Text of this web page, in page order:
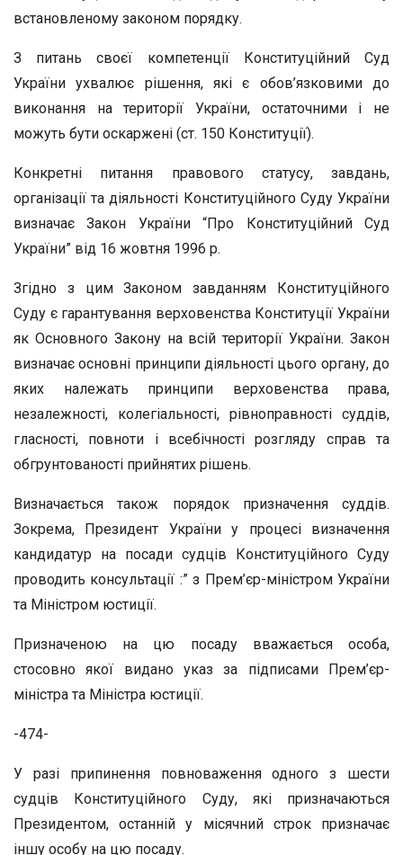
встановленому законом порядку.
З питань своєї компетенції Конституційний Суд
України ухвалює рішення, які є обов’язковими до
виконання на території України, остаточними і не
можуть бути оскаржені (ст. 150 Конституції).
Конкретні питання правового статусу, завдань,
організації та діяльності Конституційного Суду України
визначає Закон України “Про Конституційний Суд
України” від 16 жовтня 1996 р.
Згідно з цим Законом завданням Конституційного
Суду є гарантування верховенства Конституції України
як Основного Закону на всій території України. Закон
визначає основні принципи діяльності цього органу, до
яких належать принципи верховенства права,
незалежності, колегіальності, рівноправності суддів,
гласності, повноти і всебічності розгляду справ та
обгрунтованості прийнятих рішень.
Визначається також порядок призначення суддів.
Зокрема, Президент України у процесі визначення
кандидатур на посади судців Конституційного Суду
проводить консультації :” з Прем’єр-міністром України
та Міністром юстиції.
Призначеною на цю посаду вважається особа,
стосовно якої видано указ за підписами Прем’єр-
міністра та Міністра юстиції.
-474-
У разі припинення повноваження одного з шести
судців Конституційного Суду, які призначаються
Президентом, останній у місячний строк призначає
іншу особу на цю посаду.